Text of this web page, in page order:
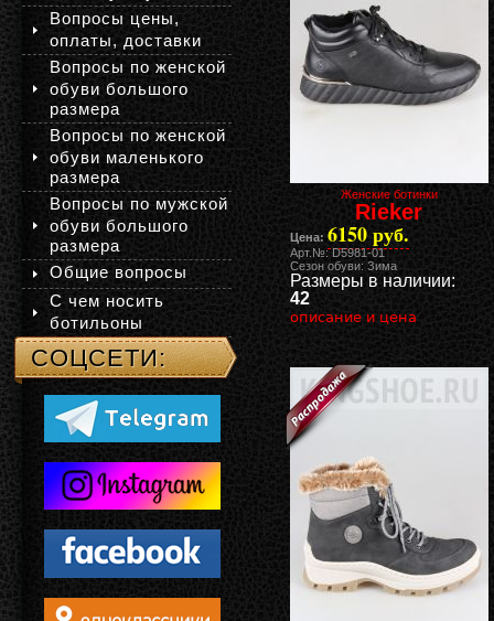
Женские ботинки
Rieker
Цена: 6150 руб.
Арт.№: D5981-01
Сезон обуви: Зима
Размеры в наличии:
42
описание и цена
Вопросы цены,
оплаты, доставки
Вопросы по женской
обуви большого
размера
Вопросы по женской
обуви маленького
размера
Вопросы по мужской
обуви большого
размера
Общие вопросы
С чем носить
ботильоны
СОЦСЕТИ: